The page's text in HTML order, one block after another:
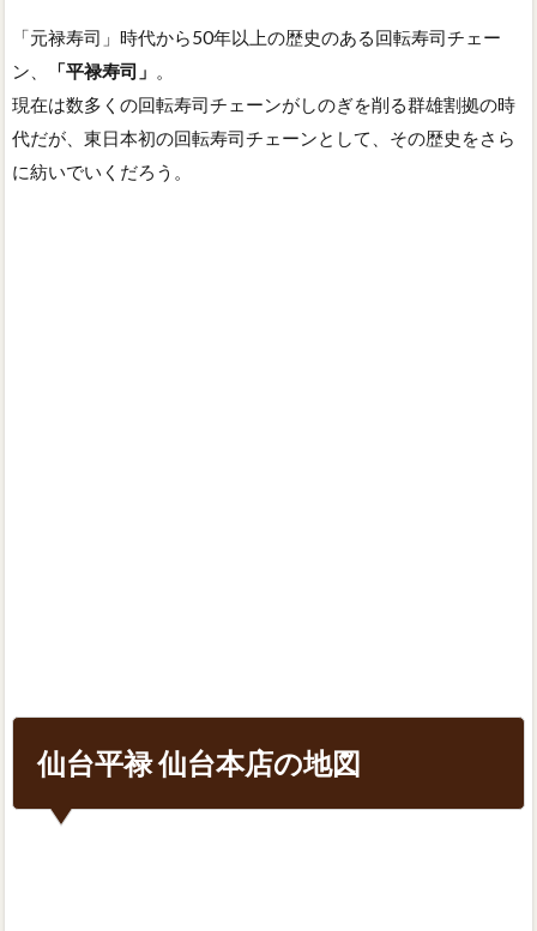
「元禄寿司」時代から50年以上の歴史のある回転寿司チェー
ン、
「平禄寿司」 。
現在は数多くの回転寿司チェーンがしのぎを削る群雄割拠の時
代だが、東日本初の回転寿司チェーンとして、その歴史をさら
に紡いでいくだろう。
仙台平禄 仙台本店の地図